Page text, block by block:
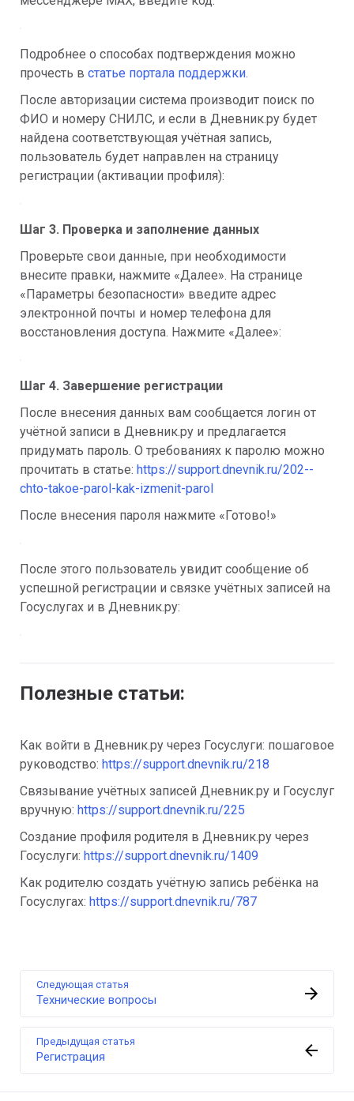
Подробнее о способах подтверждения можно
прочесть в статье портала поддержки.
После авторизации система производит поиск по
ФИО и номеру СНИЛС, и если в Дневник.ру будет
найдена соответствующая учётная запись,
пользователь будет направлен на страницу
регистрации (активации профиля):
Шаг 3. Проверка и заполнение данных
Проверьте свои данные, при необходимости
внесите правки, нажмите «Далее». На странице
«Параметры безопасности» введите адрес
электронной почты и номер телефона для
восстановления доступа. Нажмите «Далее»:
Шаг 4. Завершение регистрации
После внесения данных вам сообщается логин от
учётной записи в Дневник.ру и предлагается
придумать пароль. О требованиях к паролю можно
прочитать в статье: https://support.dnevnik.ru/202--
chto-takoe-parol-kak-izmenit-parol
После внесения пароля нажмите «Готово!»
После этого пользователь увидит сообщение об
успешной регистрации и связке учётных записей на
Госуслугах и в Дневник.ру:
Полезные статьи:
Как войти в Дневник.ру через Госуслуги: пошаговое
руководство: https://support.dnevnik.ru/218
Связывание учётных записей Дневник.ру и Госуслуг
вручную: https://support.dnevnik.ru/225
Создание профиля родителя в Дневник.ру через
Госуслуги: https://support.dnevnik.ru/1409
Как родителю создать учётную запись ребёнка на
Госуслугах: https://support.dnevnik.ru/787
Предыдущая статья
Регистрация
Следующая статья
Технические вопросы